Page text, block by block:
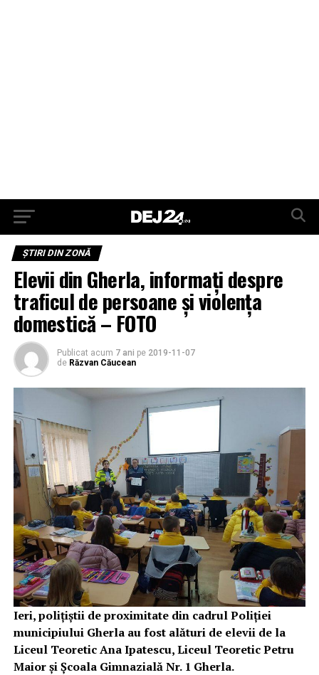
ŞTIRI DIN ZONĂ
Elevii din Gherla, informați despre
traficul de persoane și violența
domestică – FOTO
Publicat acum 7 ani pe 2019-11-07
de Răzvan Căucean
Ieri, poliţiştii de proximitate din cadrul Poliţiei
municipiului Gherla au fost alături de elevii de la
Liceul Teoretic Ana Ipatescu, Liceul Teoretic Petru
Maior şi Școala Gimnazială Nr. 1 Gherla.